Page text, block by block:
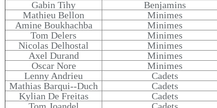
Gabin Tihy
Benjamins
Mathieu Bellon
Minimes
Amine Boukhachba
Minimes
Tom Delers
Minimes
Nicolas Delhostal
Minimes
Axel Durand
Minimes
Oscar Nore
Minimes
Lenny Andrieu
Cadets
Mathias Barqui--Duch
Cadets
Kylian De Freitas
Cadets